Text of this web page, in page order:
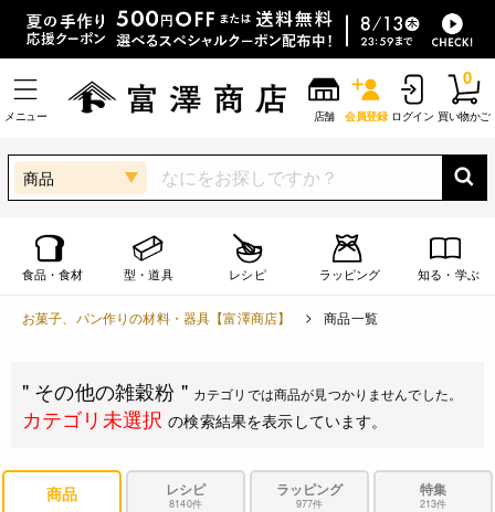
メニュー 店舗 会員登録 ログイン 買い物かご
0
商品
食品・食材 型・道具 レシピ ラッピング 知る・学ぶ
お菓子、パン作りの材料・器具【富澤商店】 商品一覧
" その他の雑穀粉 " カテゴリでは商品が見つかりませんでした。
カテゴリ未選択 の検索結果を表示しています。
商品 レシピ
8140件
ラッピング
977件
特集
213件